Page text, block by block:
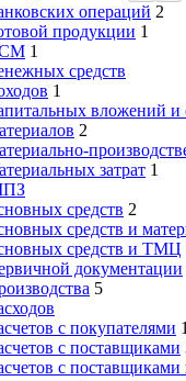
операций 2
продукции 1
1
средств
1
вложений и
2
затрат 1
средств 2
средств и
средств и ТМЦ
документации
5
с покупателями 1
с поставщиками
с